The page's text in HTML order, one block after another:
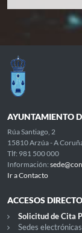
AYUNTAMIENTO
Rúa Santiago, 2
15810 Arzúa - A
Tlf: 981 500 000
Información:
Ir a Contacto
ACCESOS
Solicitud de Cita
Sedes